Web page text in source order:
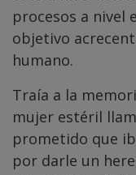
procesos a nivel
objetivo
humano.
Traía a la
mujer estéril
prometido que
por darle un